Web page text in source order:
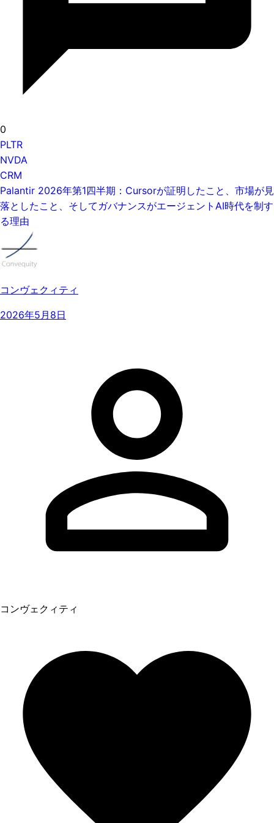
0
PLTR
NVDA
CRM
Palantir 2026年第1四半期：Cursorが証明したこと、市場が見
落としたこと、そしてガバナンスがエージェントAI時代を制す
る理由
コンヴェクィティ
2026年5月8日
コンヴェクィティ